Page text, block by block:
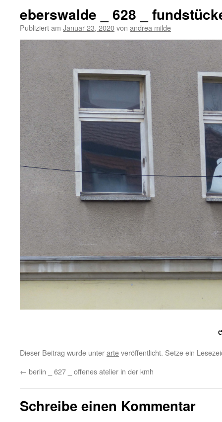
eberswalde _ 628 _
Publiziert am Januar 23, 2020von andrea milde
Dieser Beitrag wurde unterarteveröffentlicht. Setze ein
← berlin _ 627 _ offenes atelier in der kmh
Schreibe einen Kommentar